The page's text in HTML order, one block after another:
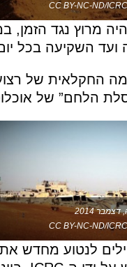
ועד השקיעה בכל
החקלאית של
הלחם” של
2014
לנטוע מחדש